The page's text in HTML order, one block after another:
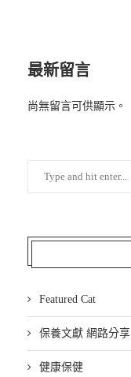
最新留言
尚無留言可供顯示。
Featured Cat
保養文獻 網路分享
健康保健